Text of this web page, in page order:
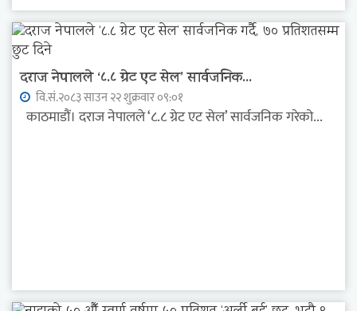
दराज नेपालले ‘८.८ ग्रेट एट सेल’ सार्वजनिक...
वि.सं.२०८३ साउन २२ शुक्रवार ०९:०१
काठमाडौं। दराज नेपालले ‘८.८ ग्रेट एट सेल’ सार्वजनिक गरेको...